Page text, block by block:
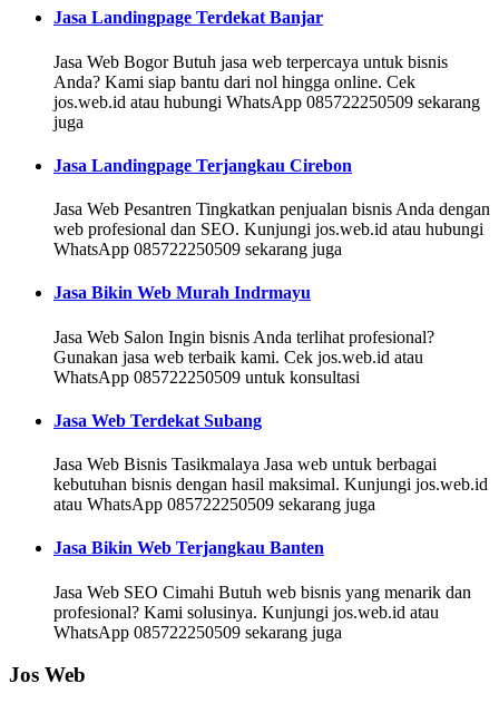
Jasa Landingpage Terdekat Banjar
Jasa Web Bogor Butuh jasa web terpercaya untuk bisnis
Anda? Kami siap bantu dari nol hingga online. Cek
jos.web.id atau hubungi WhatsApp 085722250509 sekarang
juga
Jasa Landingpage Terjangkau Cirebon
Jasa Web Pesantren Tingkatkan penjualan bisnis Anda dengan
web profesional dan SEO. Kunjungi jos.web.id atau hubungi
WhatsApp 085722250509 sekarang juga
Jasa Bikin Web Murah Indrmayu
Jasa Web Salon Ingin bisnis Anda terlihat profesional?
Gunakan jasa web terbaik kami. Cek jos.web.id atau
WhatsApp 085722250509 untuk konsultasi
Jasa Web Terdekat Subang
Jasa Web Bisnis Tasikmalaya Jasa web untuk berbagai
kebutuhan bisnis dengan hasil maksimal. Kunjungi jos.web.id
atau WhatsApp 085722250509 sekarang juga
Jasa Bikin Web Terjangkau Banten
Jasa Web SEO Cimahi Butuh web bisnis yang menarik dan
profesional? Kami solusinya. Kunjungi jos.web.id atau
WhatsApp 085722250509 sekarang juga
Jos Web